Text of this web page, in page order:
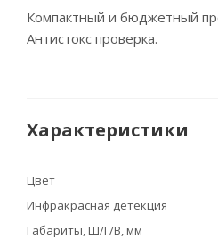
Компактный и бюджетный
Антистокс проверка.
Характеристики
Цвет
Инфракрасная детекция
Габариты, Ш/Г/В, мм